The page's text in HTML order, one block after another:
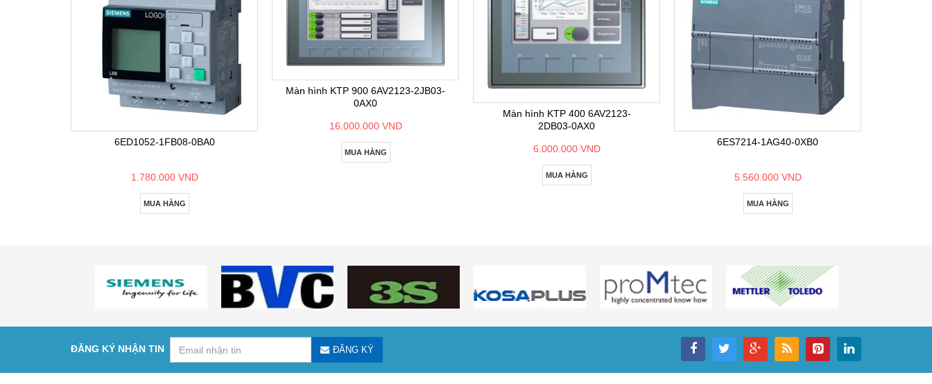
6ED1052-1FB08-0BA0
1.780.000 VND
MUA HÀNG
Màn hình KTP 900 6AV2123-2JB03-
0AX0
16.000.000 VND
MUA HÀNG
Màn hình KTP 400 6AV2123-
2DB03-0AX0
6.000.000 VND
MUA HÀNG
6ES7214-1AG40-0XB0
5.560.000 VND
MUA HÀNG
ĐĂNG KÝ NHẬN TIN ĐĂNG KÝ